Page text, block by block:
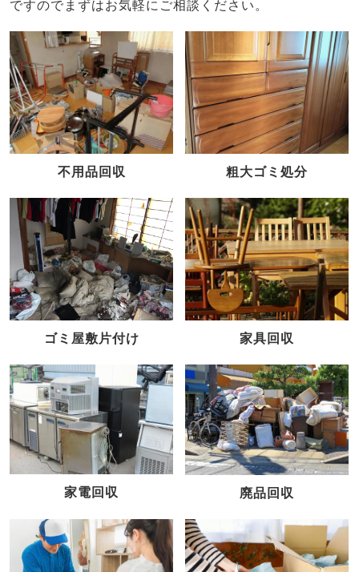
ですのでまずはお気軽にご相談ください。
不用品回収 粗大ゴミ処分
ゴミ屋敷片付け 家具回収
家電回収 廃品回収